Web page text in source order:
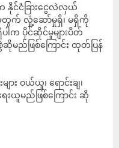
င်ငံခြားငွေလဲလှယ်
အတွက် လှုံ့ဆော်မှုရှိ၊ မရှိကို
ါက ပိုင်ဆိုင်မှုများပိတ်
ည်ဖြစ်ကြောင်း ထုတ်ပြန်
ား ဝယ်ယူ၊ ရောင်းချ၊
ယူမည်ဖြစ်ကြောင်း ဆို